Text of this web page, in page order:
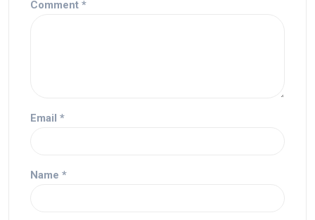
Comment *
Email *
Name *